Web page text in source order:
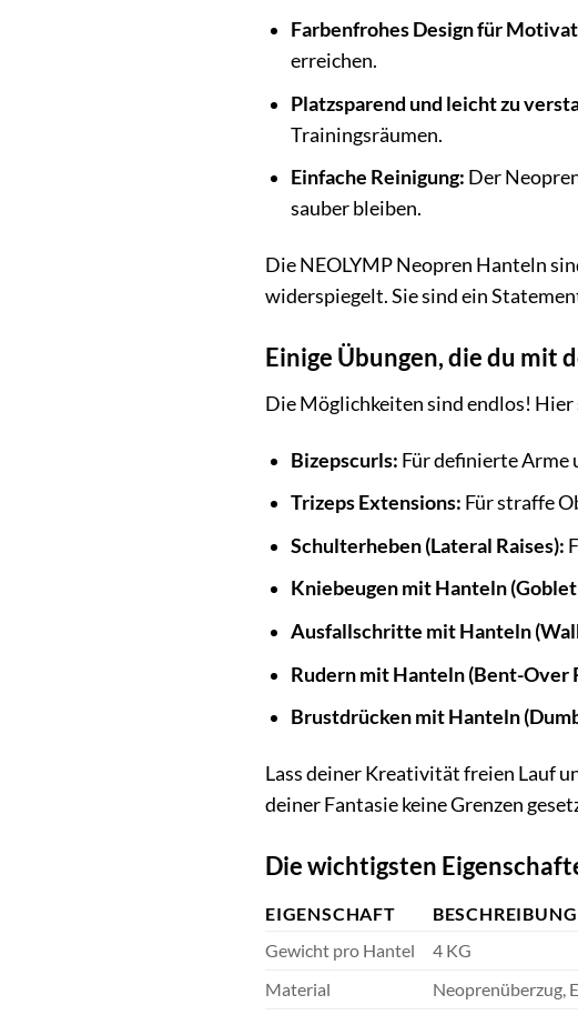
Farbenfrohes Design für
erreichen.
Platzsparend und leicht zu
Trainingsräumen.
Einfache Reinigung: Der
sauber bleiben.
Die NEOLYMP Neopren Hanteln
widerspiegelt. Sie sind ein
Einige Übungen, die du mit
Die Möglichkeiten sind endlos! Hier
Bizepscurls: Für definierte Arme
Trizeps Extensions: Für straffe
Schulterheben (Lateral Raises):
Kniebeugen mit Hanteln (Goblet
Ausfallschritte mit Hanteln
Rudern mit Hanteln (Bent-Over
Brustdrücken mit Hanteln
Lass deiner Kreativität freien Lauf
deiner Fantasie keine Grenzen
Die wichtigsten
EIGENSCHAFT
BESCHREIBUNG
Gewicht pro Hantel
4 KG
Material
Neoprenüberzug,